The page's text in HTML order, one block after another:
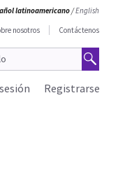
latinoamericano/English
nosotros
Contáctenos
Registrarse